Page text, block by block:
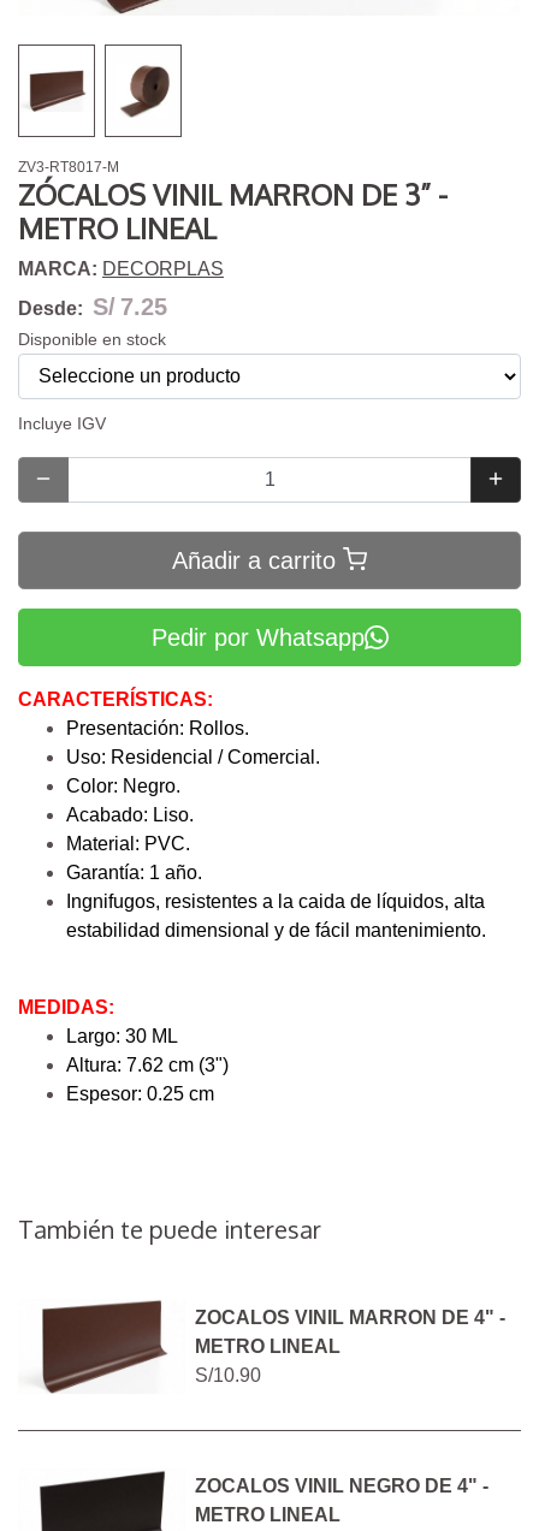
ZV3-RT8017-M
ZÓCALOS VINIL MARRON DE 3” -
METRO LINEAL
MARCA: DECORPLAS
Desde: S/ 7.25
Disponible en stock
Incluye IGV
Añadir a carrito
Pedir por Whatsapp
CARACTERÍSTICAS:
Presentación: Rollos.
Uso: Residencial / Comercial.
Color: Negro.
Acabado: Liso.
Material: PVC.
Garantía: 1 año.
Ingnifugos, resistentes a la caida de líquidos, alta
estabilidad dimensional y de fácil mantenimiento.
MEDIDAS:
Largo: 30 ML
Altura: 7.62 cm (3")
Espesor: 0.25 cm
También te puede interesar
ZOCALOS VINIL MARRON DE 4" -
METRO LINEAL
S/10.90
ZOCALOS VINIL NEGRO DE 4" -
METRO LINEAL